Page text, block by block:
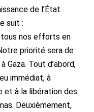
de l’État
suit :
tous nos efforts en
priorité sera de
Gaza. Tout d’abord,
immédiat, à
et à la libération des
Deuxièmement,